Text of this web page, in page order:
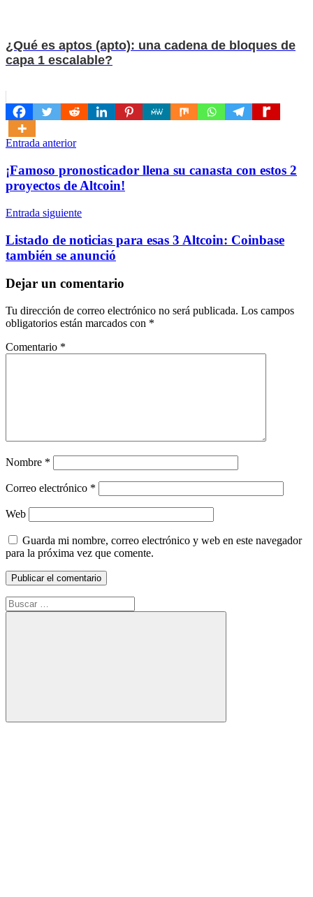
¿Qué es aptos (apto): una cadena de bloques de
capa 1 escalable?
Navegación
de
entradas
Entrada anterior
¡Famoso pronosticador llena su canasta con estos 2
proyectos de Altcoin!
Entrada siguiente
Listado de noticias para esas 3 Altcoin: Coinbase
también se anunció
Dejar un comentario
Tu dirección de correo electrónico no será publicada. Los campos
obligatorios están marcados con *
Comentario *
Nombre *
Correo electrónico *
Web
Guarda mi nombre, correo electrónico y web en este navegador
para la próxima vez que comente.
Buscar:
Buscar